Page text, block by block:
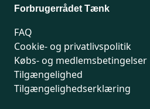
Forbrugerrådet Tænk
FAQ
Cookie- og privatlivspolitik
Købs- og medlemsbetingelser
Tilgængelighed
Tilgængelighedserklæring